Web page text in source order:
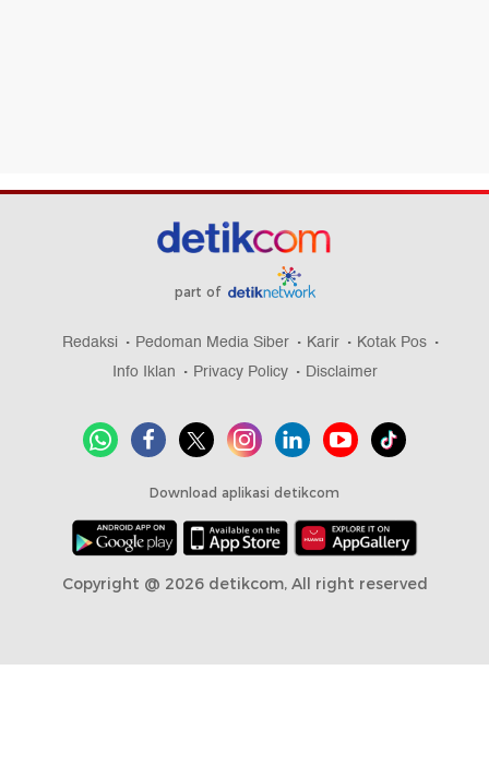
part of
Redaksi Pedoman Media Siber Karir
Kotak Pos
Info Iklan
Privacy Policy Disclaimer
Download aplikasi detikcom
Copyright @ 2026 detikcom, All right reserved